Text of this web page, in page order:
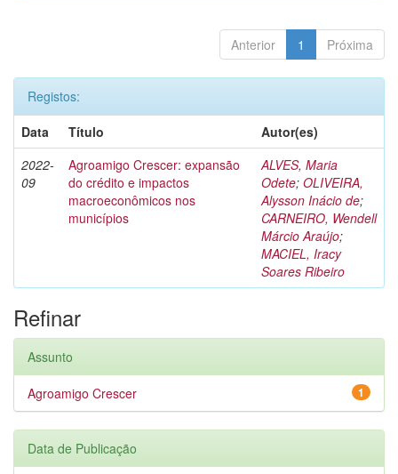
Anterior 1 Próxima
Registos:
Data
Título
Autor(es)
2022-
09
Agroamigo Crescer: expansão
do crédito e impactos
macroeconômicos nos
municípios
ALVES, Maria
Odete; OLIVEIRA,
Alysson Inácio de;
CARNEIRO, Wendell
Márcio Araújo;
MACIEL, Iracy
Soares Ribeiro
Refinar
Assunto
1
Agroamigo Crescer
Data de Publicação